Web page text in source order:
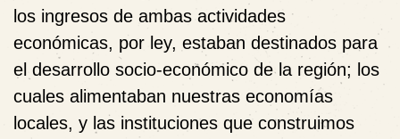
los ingresos de ambas actividades
económicas, por ley, estaban destinados para
el desarrollo socio-económico de la región; los
cuales alimentaban nuestras economías
locales, y las instituciones que construimos